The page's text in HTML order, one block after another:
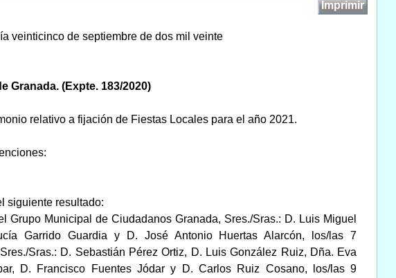
Imprimir
veinticinco de septiembre de dos mil veinte
Granada. (Expte. 183/2020)
relativo a fijación de Fiestas Locales para el año 2021.
siguiente resultado:
Municipal de Ciudadanos Granada, Sres./Sras.: D. Luis Miguel
Garrido Guardia y D. José Antonio Huertas Alarcón, los/las 7
Sras.: D. Sebastián Pérez Ortiz, D. Luis González Ruiz, Dña. Eva
D. Francisco Fuentes Jódar y D. Carlos Ruiz Cosano, los/las 9